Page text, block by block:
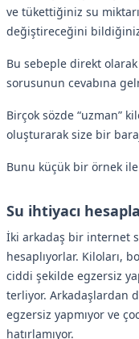
ve tükettiğiniz su
değiştireceğini
Bu sebeple direkt olarak
sorusunun cevabına
Birçok sözde “uzman”
oluşturarak size bir
Bunu küçük bir örnek ile
Su ihtiyacı
İki arkadaş bir internet
hesaplıyorlar. Kiloları,
ciddi şekilde egzersiz
terliyor. Arkadaşlardan
egzersiz yapmıyor ve
hatırlamıyor.